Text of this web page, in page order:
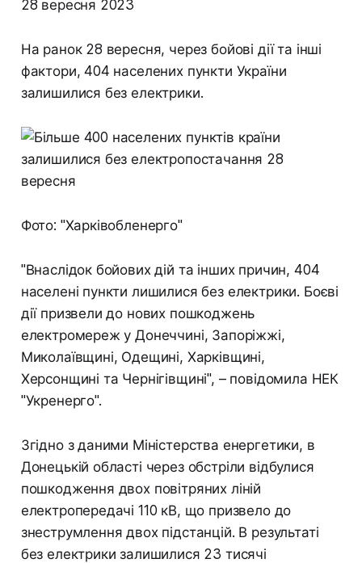
28 вересня 2023
На ранок 28 вересня, через бойові дії та інші
фактори, 404 населених пункти України
залишилися без електрики.
Фото: "Харківобленерго"
"Внаслідок бойових дій та інших причин, 404
населені пункти лишилися без електрики. Боєві
дії призвели до нових пошкоджень
електромереж у Донеччині, Запоріжжі,
Миколаївщині, Одещині, Харківщині,
Херсонщині та Чернігівщині", – повідомила НЕК
"Укренерго".
Згідно з даними Міністерства енергетики, в
Донецькій області через обстріли відбулися
пошкодження двох повітряних ліній
електропередачі 110 кВ, що призвело до
знеструмлення двох підстанцій. В результаті
без електрики залишилися 23 тисячі